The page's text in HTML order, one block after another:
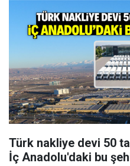
Türk nakliye devi 50
İç Anadolu'daki bu